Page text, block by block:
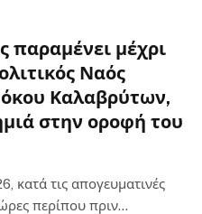
παραμένει μέχρι
Ναός
Καλαβρύτων,
στην οροφή του
κατά τις απογευματινές
περίπου πριν…